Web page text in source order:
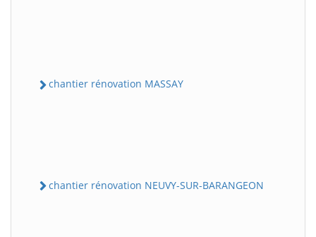
chantier rénovation MASSAY
chantier rénovation NEUVY-SUR-BARANGEON